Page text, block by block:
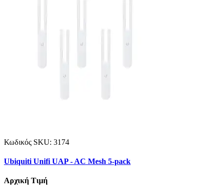
Κωδικός SKU: 3174
Ubiquiti Unifi UAP - AC Mesh 5-pack
Αρχική Τιμή